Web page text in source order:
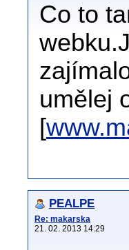
Co to
umělej
[
PEALPE
Re: makarska
21. 02. 2013 14:29